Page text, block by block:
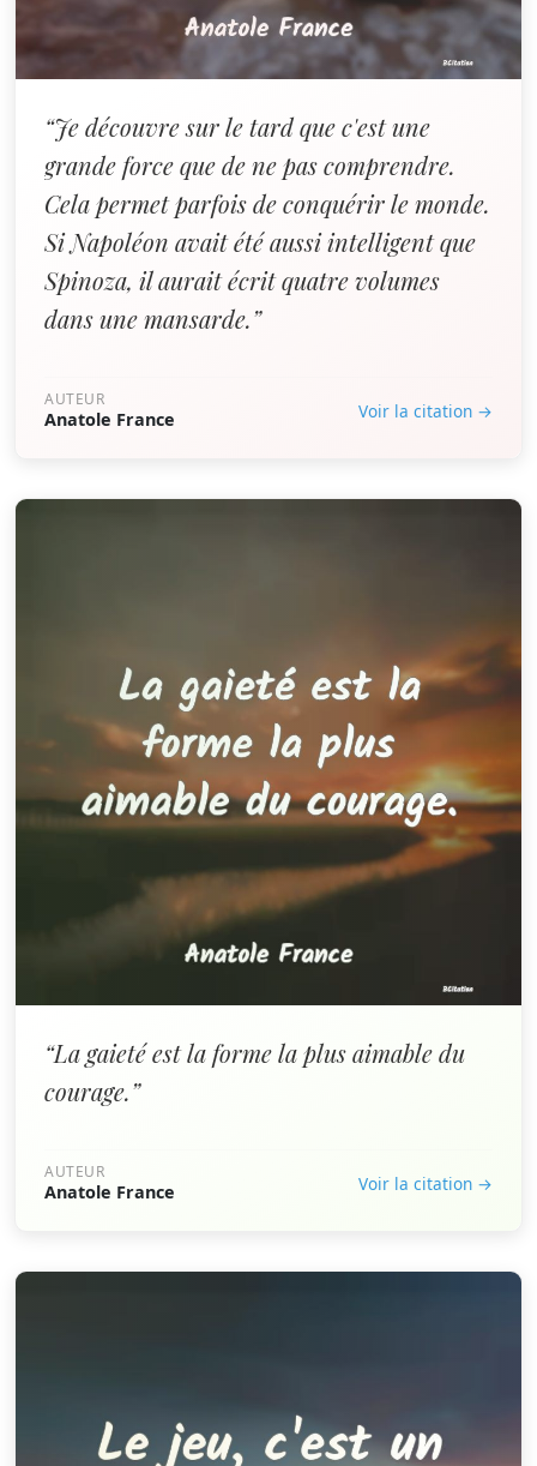
“Je découvre sur le tard que c'est une
grande force que de ne pas comprendre.
Cela permet parfois de conquérir le monde.
Si Napoléon avait été aussi intelligent que
Spinoza, il aurait écrit quatre volumes
dans une mansarde.”
AUTEUR
Anatole France Voir la citation →
“La gaieté est la forme la plus aimable du
courage.”
AUTEUR
Anatole France Voir la citation →